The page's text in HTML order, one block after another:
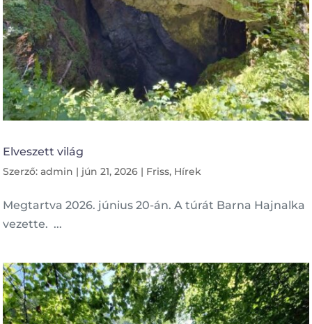
Elveszett világ
Szerző:admin | jún 21, 2026 | Friss, Hírek
Megtartva 2026. június 20-án. A túrát Barna Hajnalka
vezette. ...